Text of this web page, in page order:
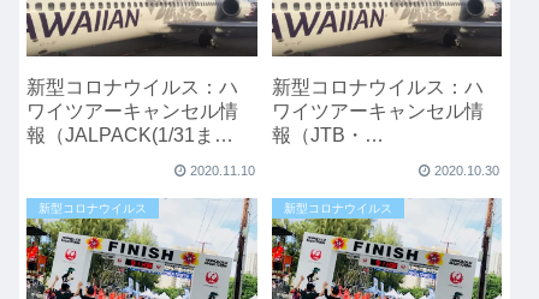
新型コロナウイルス：ハ
ワイツアーキャンセル情
報（JALPACK(1/31ま
2020.11.10
新型コロナウイルス：ハ
ワイツアーキャンセル情
報（JTB・
2020.10.30
新型コロナウイルス 新型コロナウイルス